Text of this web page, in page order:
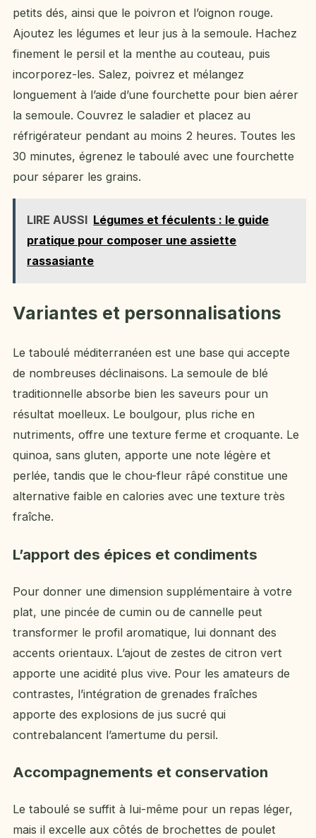
petits dés, ainsi que le poivron et l’oignon rouge.
Ajoutez les légumes et leur jus à la semoule. Hachez
finement le persil et la menthe au couteau, puis
incorporez-les. Salez, poivrez et mélangez
longuement à l’aide d’une fourchette pour bien aérer
la semoule. Couvrez le saladier et placez au
réfrigérateur pendant au moins 2 heures. Toutes les
30 minutes, égrenez le taboulé avec une fourchette
pour séparer les grains.
LIRE AUSSI Légumes et féculents : le guide
pratique pour composer une assiette
rassasiante
Variantes et personnalisations
Le taboulé méditerranéen est une base qui accepte
de nombreuses déclinaisons. La semoule de blé
traditionnelle absorbe bien les saveurs pour un
résultat moelleux. Le boulgour, plus riche en
nutriments, offre une texture ferme et croquante. Le
quinoa, sans gluten, apporte une note légère et
perlée, tandis que le chou-fleur râpé constitue une
alternative faible en calories avec une texture très
fraîche.
L’apport des épices et condiments
Pour donner une dimension supplémentaire à votre
plat, une pincée de cumin ou de cannelle peut
transformer le profil aromatique, lui donnant des
accents orientaux. L’ajout de zestes de citron vert
apporte une acidité plus vive. Pour les amateurs de
contrastes, l’intégration de grenades fraîches
apporte des explosions de jus sucré qui
contrebalancent l’amertume du persil.
Accompagnements et conservation
Le taboulé se suffit à lui-même pour un repas léger,
mais il excelle aux côtés de brochettes de poulet